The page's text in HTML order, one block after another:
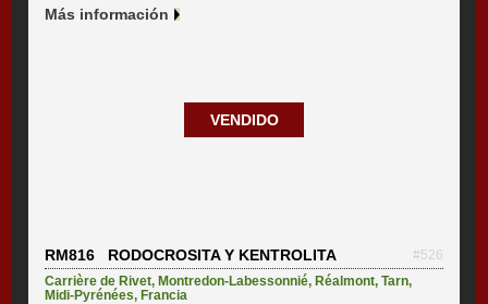
Más información
VENDIDO
RM816 RODOCROSITA Y KENTROLITA
#526
Carrière de Rivet,Montredon-Labessonnié,Réalmont,Tarn,
Midi-Pyrénées,Francia